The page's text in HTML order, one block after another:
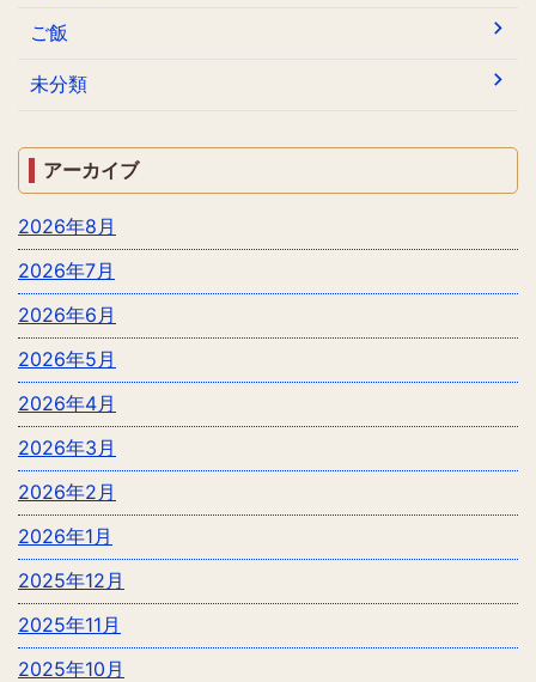
ご飯
未分類
アーカイブ
2026年8月
2026年7月
2026年6月
2026年5月
2026年4月
2026年3月
2026年2月
2026年1月
2025年12月
2025年11月
2025年10月